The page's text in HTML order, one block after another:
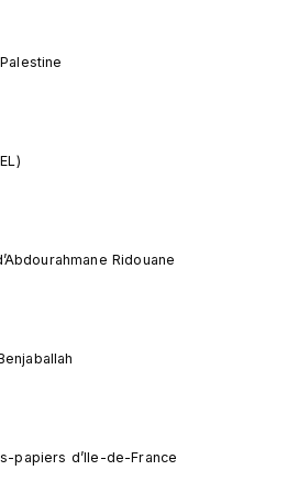
Ridouane
papiers d’Ile-de-France